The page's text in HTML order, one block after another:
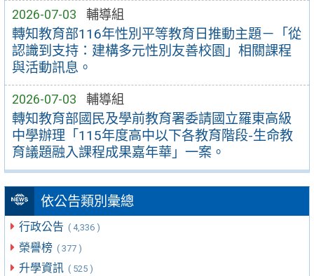
2026-07-03 輔導組
轉知教育部116年性別平等教育日推動主題－「從
認識到支持：建構多元性別友善校園」相關課程
與活動訊息。
2026-07-03 輔導組
轉知教育部國民及學前教育署委請國立羅東高級
中學辦理「115年度高中以下各教育階段-生命教
育議題融入課程成果嘉年華」一案。
依公告類別彙總
行政公告 ( 4,336 )
榮譽榜 ( 377 )
升學資訊 ( 525 )